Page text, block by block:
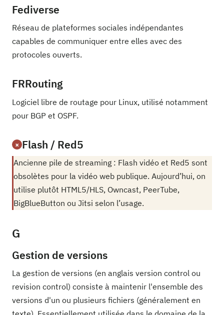
Fediverse
Réseau de plateformes sociales indépendantes
capables de communiquer entre elles avec des
protocoles ouverts.
FRRouting
Logiciel libre de routage pour Linux, utilisé notamment
pour BGP et OSPF.
× Flash / Red5
Ancienne pile de streaming : Flash vidéo et Red5 sont
obsolètes pour la vidéo web publique. Aujourd’hui, on
utilise plutôt HTML5/HLS, Owncast, PeerTube,
BigBlueButton ou Jitsi selon l’usage.
G
Gestion de versions
La gestion de versions (en anglais version control ou
revision control) consiste à maintenir l'ensemble des
versions d'un ou plusieurs fichiers (généralement en